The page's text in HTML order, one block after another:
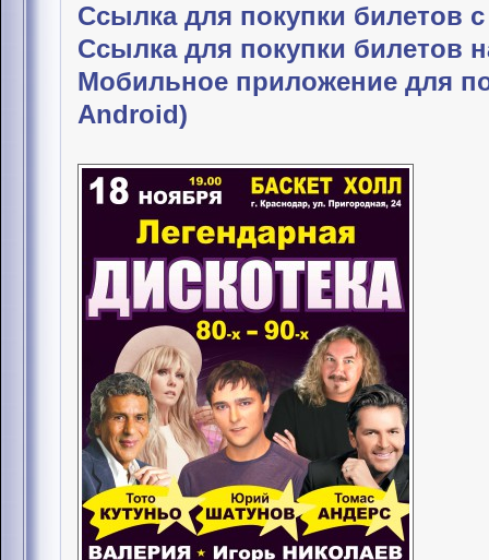
Ссылка для покупки билетов
Ссылка для покупки билетов
Мобильное приложение для
Android)